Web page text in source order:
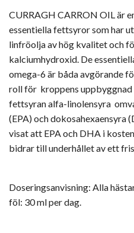
CURRAGH CARRON OIL är
essentiella fettsyror som har
linfröolja av hög kvalitet och
kalciumhydroxid. De
omega-6 är båda avgörande
roll för kroppens
fettsyran alfa-linolensyra
(EPA) och dokosahexaensyra
visat att EPA och DHA i
bidrar till underhållet av ett
Doseringsanvisning: Alla
föl: 30 ml per dag.